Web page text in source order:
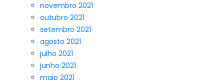
novembro 2021
outubro 2021
setembro 2021
agosto 2021
julho 2021
junho 2021
maio 2021